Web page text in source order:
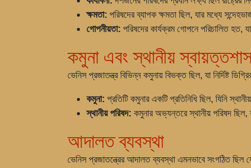
ক্ষমতা: পরিষদের ব্যাপক ক্ষমতা ছিল, যার মধ্যে
গোপনীয়তা: পরিষদের কার্যক্রম গোপনে পরিচালিত হত,
কমুনা এবং স্থানীয়
ভেনিস প্রজাতন্ত্র বিভিন্ন কমুনায় বিভক্ত ছিল, যা নির্দিষ্ট
কমুনা: প্রতিটি কমুনার একটি প্রতিনিধি ছিল, যিনি
স্থানীয় পরিষদ: কমুনার অভ্যন্তরে স্থানীয় পরিষদ ছিল,
আদালত ব্যবস্থা
ভেনিস প্রজাতন্ত্রের আদালত ব্যবস্থা এমনভাবে সংগঠিত